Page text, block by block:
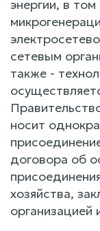
энергии, в
сетевым
также -
носит
договора об
хозяйства,